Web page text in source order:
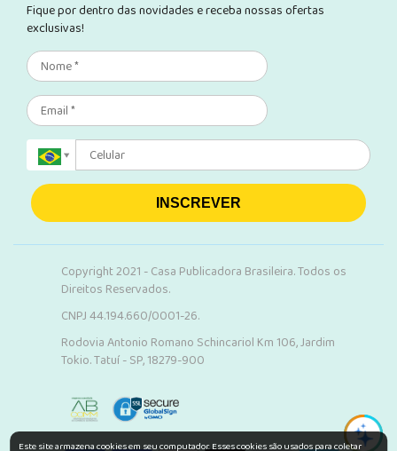
Fique por dentro das novidades e receba nossas ofertas
exclusivas!
INSCREVER
Copyright 2021 - Casa Publicadora Brasileira. Todos os
Direitos Reservados.
CNPJ 44.194.660/0001-26.
Rodovia Antonio Romano Schincariol Km 106, Jardim
Tokio. Tatuí - SP, 18279-900
Este site armazena cookies em seu computador. Esses cookies são usados para coletar